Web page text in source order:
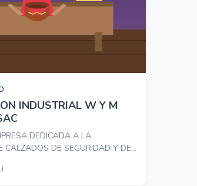
INDUSTRIAL W Y M
DEDICADA A LA
CALZADOS DE SEGURIDAD Y DE
. LLAMA AL # 990014454 O AL